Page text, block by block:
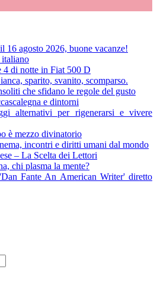
16 agosto 2026, buone vacanze!
4 di notte in Fiat 500 D
sparito, svanito, scomparso.
che sfidano le regole del gusto
e dintorni
alternativi per rigenerarsi e vivere
è mezzo divinatorio
incontri e diritti umani dal mondo
– La Scelta dei Lettori
chi plasma la mente?
Fante An American Writer' diretto